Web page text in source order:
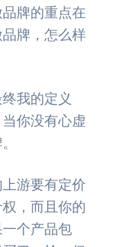
牌的重点在
牌，怎么样
我的定义
你没有心虚
游要有定价
，而且你的
个产品包